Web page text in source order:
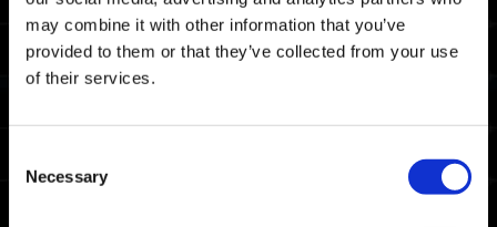
may combine it with other information that you’ve
provided to them or that they’ve collected from your use
of their services.
Selection
Necessary